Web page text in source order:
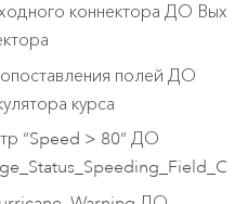
коннектора ДО
полей ДО
курса
“Speed > 80” ДО